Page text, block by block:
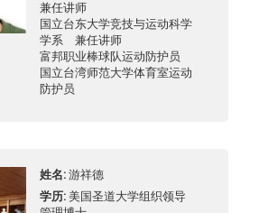
兼任讲师
国立台东大学竞技与运动科学
学系 兼任讲师
富邦职业棒球队运动防护员
国立台湾师范大学体育室运动
防护员
姓名 游祥德
学历 美国圣道大学组织领导